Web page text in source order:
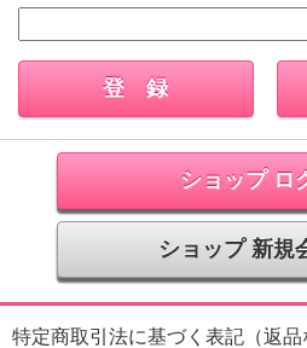
ショップ ロ
ショップ 新規
特定商取引法に基づく表記（返品